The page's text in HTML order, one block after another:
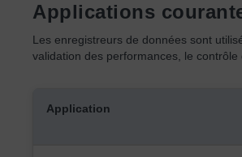
Applications
Les enregistreurs de données sont
validation des performances, le contrôle
Application